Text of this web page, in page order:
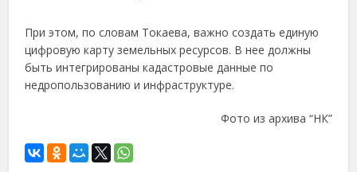
При этом, по словам Токаева, важно создать единую
цифровую карту земельных ресурсов. В нее должны
быть интегрированы кадастровые данные по
недропользованию и инфраструктуре.
Фото из архива “НК”